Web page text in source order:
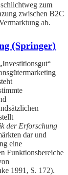
zum
zwischen B2C
ab.
(Springer)
der Erforschung
dar und
eine
Funktionsbereiche
1991, S. 172).